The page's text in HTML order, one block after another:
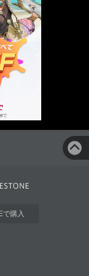
で購入